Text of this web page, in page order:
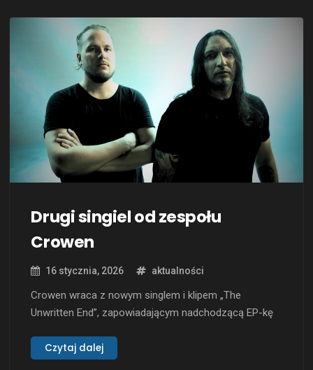
potężnych gitarach i masywnej, riffowej konstrukcji,
ale jego znakiem …
Drugi singiel od zespołu
Crowen
16 stycznia, 2026 aktualności
Crowen wraca z nowym singlem i klipem „The
Unwritten End”, zapowiadającym nadchodzącą EP-kę
zaplanowana na luty 2026 roku nakładem Inverse
Czytaj dalej